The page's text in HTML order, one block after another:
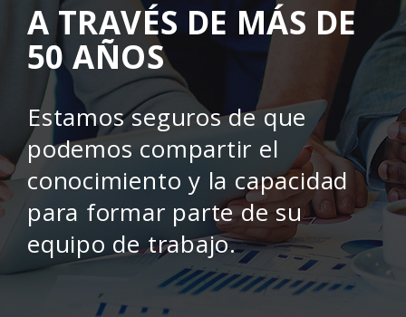
A TRAVÉS DE MÁS DE
50 AÑOS
Estamos seguros de que
podemos compartir el
conocimiento y la capacidad
para formar parte de su
equipo de trabajo.